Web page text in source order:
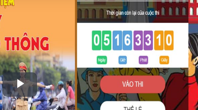
Play